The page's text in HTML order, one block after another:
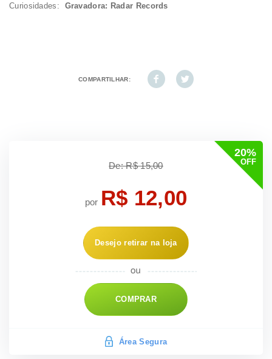
Curiosidades: Gravadora: Radar Records
COMPARTILHAR:
20%
OFF
De: R$ 15,00
por R$ 12,00
Desejo retirar na loja
COMPRAR
Área Segura